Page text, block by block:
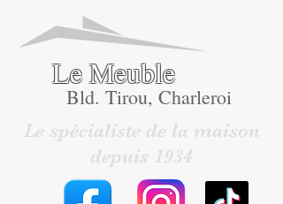
Le Meuble
Bld. Tirou, Charleroi
Le spécialiste de la maison
depuis 1934